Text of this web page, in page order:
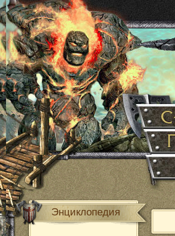
Энциклопедия